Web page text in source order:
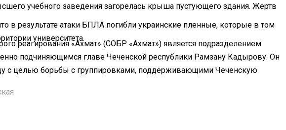
учебного заведения загорелась крыша пустующего здания. Жертв
в результате атаки БПЛА погибли украинские пленные, которые в том
университета.
реагирования «Ахмат» (СОБР «Ахмат») является подразделением
подчиняющимся главе Чеченской республики Рамзану Кадырову. Он
с целью борьбы с группировками, поддерживающими Чеченскую